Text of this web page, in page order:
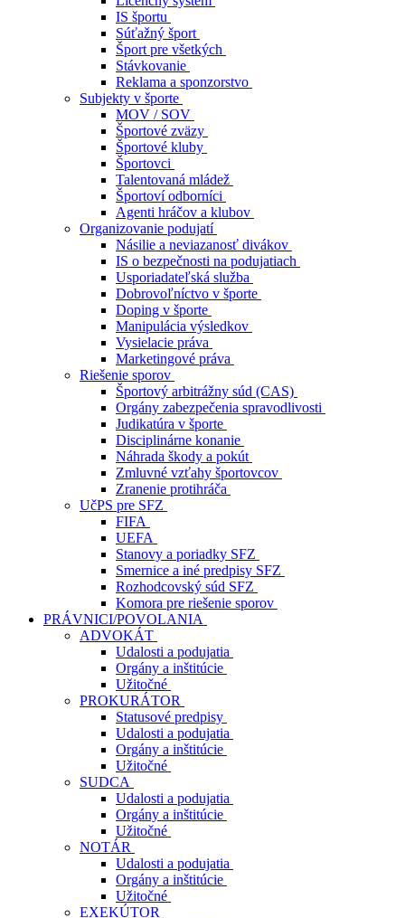
IS športu
Súťažný šport
Šport pre všetkých
Stávkovanie
Reklama a sponzorstvo
Subjekty v športe
MOV / SOV
Športové zväzy
Športové kluby
Športovci
Talentovaná mládež
Športoví odborníci
Agenti hráčov a klubov
Organizovanie podujatí
Násilie a neviazanosť divákov
IS o bezpečnosti na podujatiach
Usporiadateľská služba
Dobrovoľníctvo v športe
Doping v športe
Manipulácia výsledkov
Vysielacie práva
Marketingové práva
Riešenie sporov
Športový arbitrážny súd (CAS)
Orgány zabezpečenia spravodlivosti
Judikatúra v športe
Disciplinárne konanie
Náhrada škody a pokút
Zmluvné vzťahy športovcov
Zranenie protihráča
UčPS pre SFZ
FIFA
UEFA
Stanovy a poriadky SFZ
Smernice a iné predpisy SFZ
Rozhodcovský súd SFZ
Komora pre riešenie sporov
PRÁVNICI/POVOLANIA
ADVOKÁT
Udalosti a podujatia
Orgány a inštitúcie
Užitočné
PROKURÁTOR
Statusové predpisy
Udalosti a podujatia
Orgány a inštitúcie
Užitočné
SUDCA
Udalosti a podujatia
Orgány a inštitúcie
Užitočné
NOTÁR
Udalosti a podujatia
Orgány a inštitúcie
Užitočné
EXEKÚTOR